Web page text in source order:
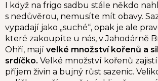
I když na frigo sadbu stále někdo
s nedůvěrou, nemusíte mít obavy.
vypadají jako „suché“, opak je ale
které zakoupíte u nás, v Jahodárně
Ohří, mají velké množství kořenů a
srdíčko. Velké množství kořenů
příjem živin a bujný růst sazenic.